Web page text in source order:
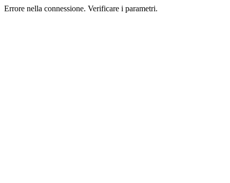
Errore nella connessione. Verificare i parametri.